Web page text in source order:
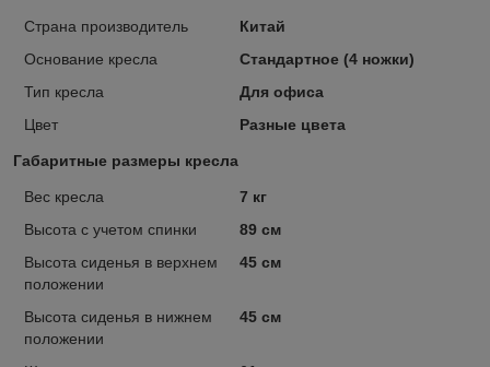
Страна производитель
Китай
Основание кресла
Стандартное (4 ножки)
Тип кресла
Для офиса
Цвет
Разные цвета
Габаритные размеры кресла
Вес кресла
7 кг
Высота с учетом спинки
89 см
Высота сиденья в верхнем
положении
45 см
Высота сиденья в нижнем
положении
45 см